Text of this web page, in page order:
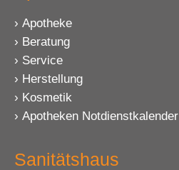
Apotheke
Beratung
Service
Herstellung
Kosmetik
Apotheken Notdienstkalender
Sanitätshaus